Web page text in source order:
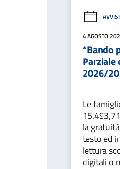
AVVISI
4 AGOSTO
“Bando
Parziale
2026/
Le
la
testo ed
lettura
digitali o